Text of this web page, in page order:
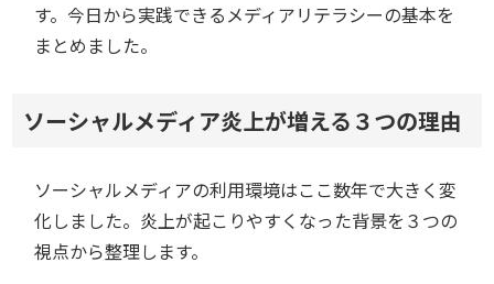
す。今日から実践できるメディアリテラシーの基本を
まとめました。
ソーシャルメディア炎上が増える３つの理由
ソーシャルメディアの利用環境はここ数年で大きく変
化しました。炎上が起こりやすくなった背景を３つの
視点から整理します。